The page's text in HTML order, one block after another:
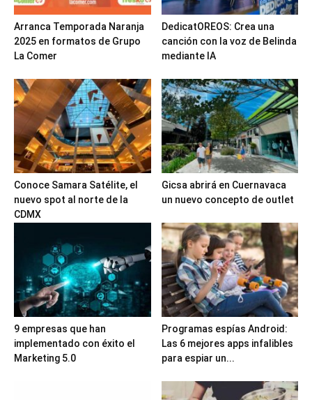
Arranca Temporada Naranja
2025 en formatos de Grupo
La Comer
DedicatOREOS: Crea una
canción con la voz de Belinda
mediante IA
Conoce Samara Satélite, el
nuevo spot al norte de la
CDMX
Gicsa abrirá en Cuernavaca
un nuevo concepto de outlet
9 empresas que han
implementado con éxito el
Marketing 5.0
Programas espías Android:
Las 6 mejores apps infalibles
para espiar un...